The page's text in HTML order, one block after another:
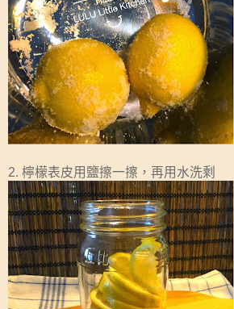
2. 檸檬表皮用鹽擦一擦，再用水洗剩